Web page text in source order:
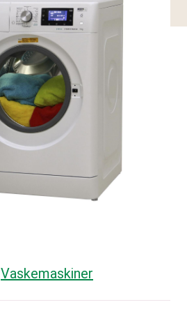
Vaskemaskiner